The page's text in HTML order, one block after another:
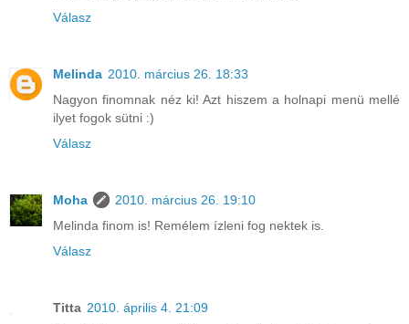
Válasz
Melinda 2010. március 26. 18:33
Nagyon finomnak néz ki! Azt hiszem a holnapi menü mellé
ilyet fogok sütni :)
Válasz
Moha
2010. március 26. 19:10
Melinda finom is! Remélem ízleni fog nektek is.
Válasz
Titta 2010. április 4. 21:09